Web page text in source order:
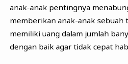
anak-anak pentingnya
memberikan anak-anak sebuah
memiliki uang dalam jumlah
dengan baik agar tidak cepat